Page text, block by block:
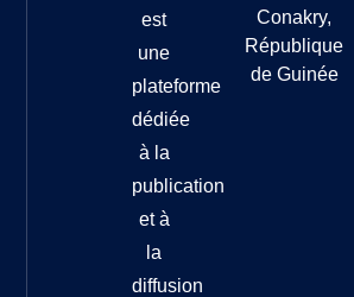
est
une
plateforme
dédiée
à la
publication
et à
la
diffusion
Conakry,
République
de Guinée